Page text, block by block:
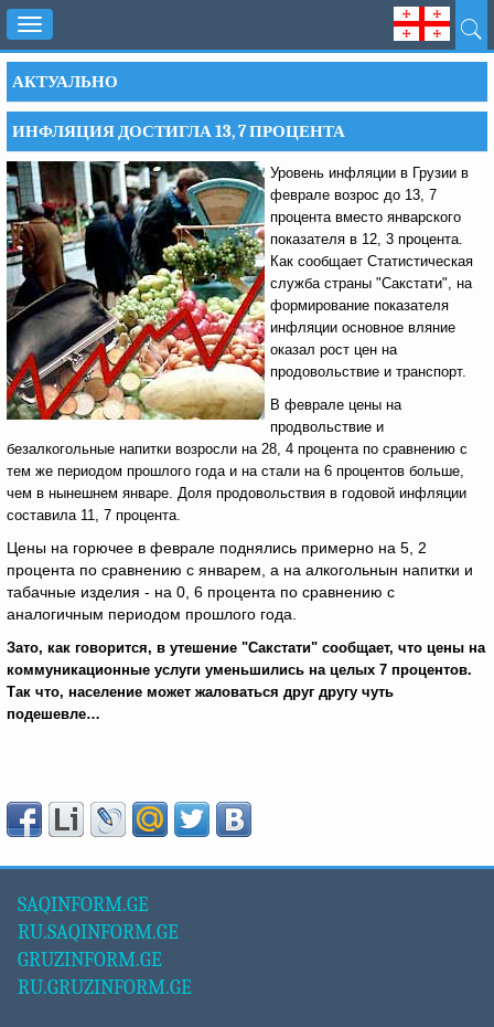
Toggle
navigation
АКТУАЛЬНО
ИНФЛЯЦИЯ ДОСТИГЛА 13, 7 ПРОЦЕНТА
Уровень инфляции в Грузии в
феврале возрос до 13, 7
процента вместо январского
показателя в 12, 3 процента.
Как сообщает Статистическая
служба страны "Сакстати", на
формирование показателя
инфляции основное вляние
оказал рост цен на
продовольствие и транспорт.
В феврале цены на
продвольствие и
безалкогольные напитки возросли на 28, 4 процента по сравнению с
тем же периодом прошлого года и на стали на 6 процентов больше,
чем в нынешнем январе. Доля продовольствия в годовой инфляции
составила 11, 7 процента.
Цены на горючее в феврале поднялись примерно на 5, 2
процента по сравнению с январем, а на алкогольнын напитки и
табачные изделия - на 0, 6 процента по сравнению с
аналогичным периодом прошлого года.
Зато, как говорится, в утешение "Сакстати" сообщает, что цены на
коммуникационные услуги уменьшились на целых 7 процентов.
Так что, население может жаловаться друг другу чуть
подешевле…
SAQINFORM.GE
RU.SAQINFORM.GE
GRUZINFORM.GE
RU.GRUZINFORM.GE